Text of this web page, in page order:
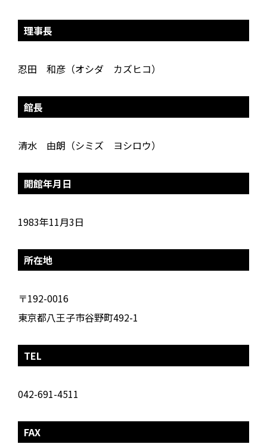
理事長
忍田 和彦（オシダ カズヒコ）
館長
清水 由朗（シミズ ヨシロウ）
開館年月日
1983年11月3日
所在地
〒192-0016
東京都八王子市谷野町492-1
TEL
042-691-4511
FAX